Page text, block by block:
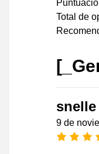
Total de
9 de